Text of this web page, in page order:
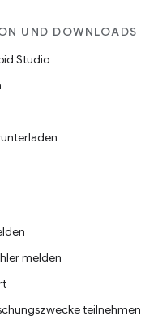
UND DOWNLOADS
Studio
melden
teilnehmen